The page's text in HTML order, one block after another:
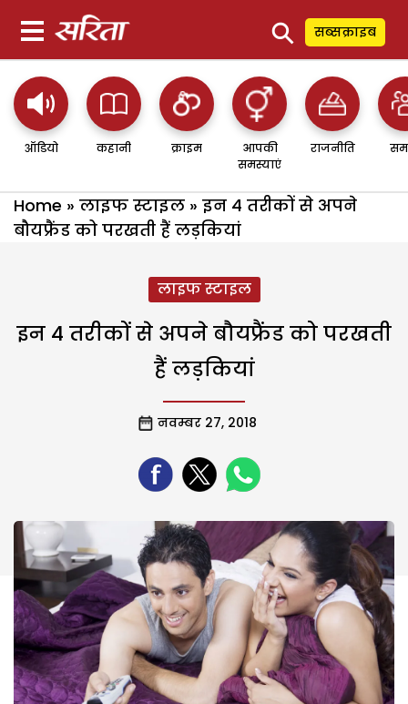
⚲ सब्सक्राइब
ऑडियो कहानी क्राइम
आपकी
समस्याएं
राजनीति
Home » लाइफ स्टाइल » इन 4 तरीकों से अपने
बौयफ्रैंड को परखती हैं लड़कियां
लाइफ स्टाइल
इन 4 तरीकों से अपने बौयफ्रैंड को परखती
हैं लड़कियां
नवम्बर 27, 2018